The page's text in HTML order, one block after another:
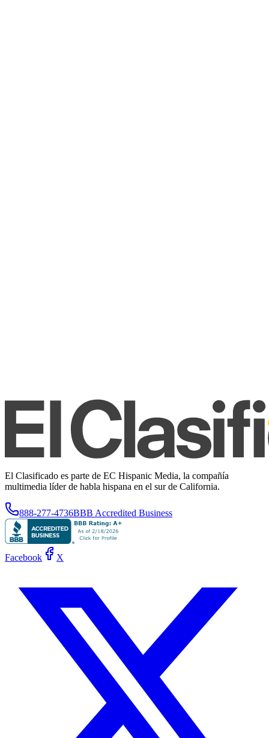
El Clasificado es parte de EC Hispanic Media, la compañía
multimedia líder de habla hispana en el sur de California.
888-277-4736BBB Accredited Business
Facebook X